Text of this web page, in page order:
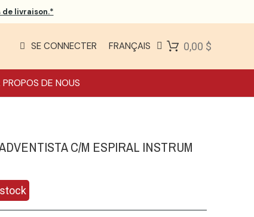
livraison.*
SE CONNECTER FRANÇAIS 0,00 $
PROPOS DE NOUS
C/M ESPIRAL INSTRUM